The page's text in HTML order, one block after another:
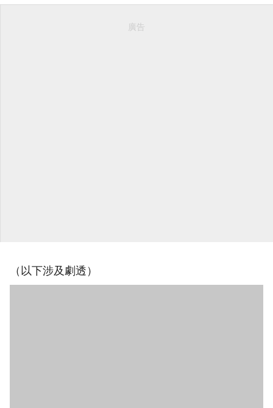
廣告
（以下涉及劇透）